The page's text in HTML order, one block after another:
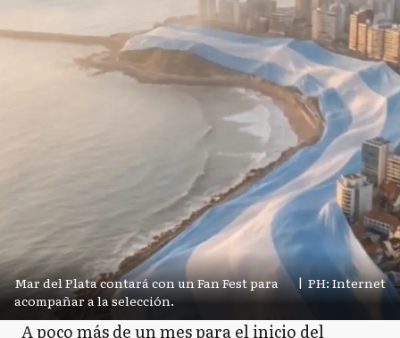
Mar del Plata contará con un Fan Fest para
acompañar a la selección.
| PH: Internet
A poco más de un mes para el inicio del